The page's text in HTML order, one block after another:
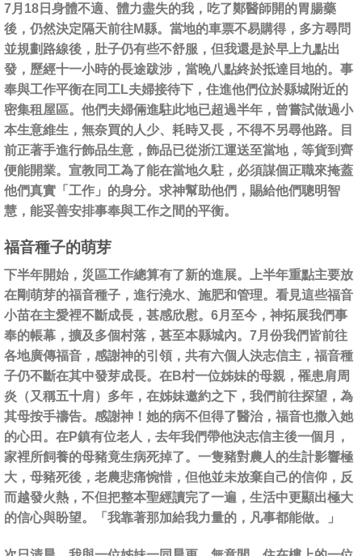
7月18日身體不適、體力盡失的我，吃了鄭醫師開的胃腸藥
後，仍然決定隔天前往M縣。當地的車票不易購得，多方尋問
並規劃路線後，肚子仍有些不舒服，但我還是於早上九點出
發，歷經十一小時的長途跋涉，當晚八點終於抵達目地的。事
奉與工作平衡在同工L夫婦接待下，住進他們位於縣城附近的
密集租屋區。他們夫婦倆進駐此地已超過半年，曾嘗試做過小
本生意維生，無奈買的人少、耗時又長，不得不另尋他路。目
前正著手進行飾品生意，飾品已從浙江運送至當地，等貨到齊
便能開業。宣教同工為了能在當地久駐，必須謀個正職來掩蓋
他們真實「工作」的身分。求神幫助他們，賜給他們聰明智
慧，能妥善安排事奉與工作之間的平衡。
福音種子的萌芽
下半年開始，災區工作總算有了新的進展。上半年重點主要放
在剛萌芽的福音種子，進行澆水、施肥和管理。看見這些福音
小苗在主愛裡不斷成長，甚感欣慰。6月至今，神拓展我們事
奉的帳幕，擴及多個村落，甚至本縣城內。7月份我們皆前往
各地廣傳福音，感謝神的引領，共有六個人決志信主，福音種
子仍不斷在其中發芽成長。在B村一位姊妹的母親，罹患肩周
炎（又稱五十肩）多年，在姊妹邀約之下，我們前往探望，為
其母按手禱告。感謝神！她的病不但得了醫治，福音也撒入她
的心田。在P鎮有位老人，去年我們帶他決志信主後一個月，
家裡所飼養的母豬竟生病死掉了。一隻豬對農人的生計影響極
大，母豬死後，老農悲痛惋惜，但他並未放棄自己的信仰，反
而越發火熱，不但把整本聖經讀完了一遍，生活中更顯出極大
的信心與盼望。「我靠著那加給我力量的，凡事都能做。」